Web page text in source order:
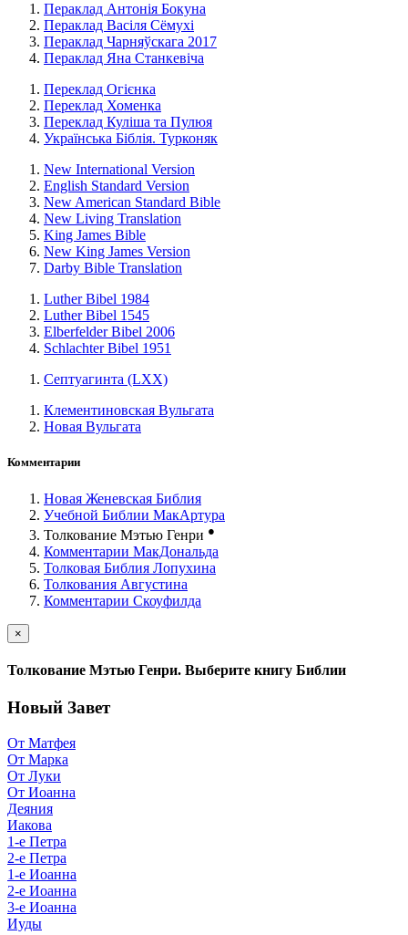
Пераклад Антонія Бокуна
Пераклад Васіля Сёмухі
Пераклад Чарняўскага 2017
Пераклад Яна Станкевіча
Переклад Огієнка
Переклад Хоменка
Переклад Куліша та Пулюя
Українська Біблія. Турконяк
New International Version
English Standard Version
New American Standard Bible
New Living Translation
King James Bible
New King James Version
Darby Bible Translation
Luther Bibel 1984
Luther Bibel 1545
Elberfelder Bibel 2006
Schlachter Bibel 1951
Септуагинта (LXX)
Клементиновская Вульгата
Новая Вульгата
Комментарии
Новая Женевская Библия
Учебной Библии МакАртура
Толкование Мэтью Генри ●
Комментарии МакДональда
Толковая Библия Лопухина
Толкования Августина
Комментарии Скоуфилда
×
Толкование Мэтью Генри. Выберите книгу Библии
Новый Завет
От Матфея
От Марка
От Луки
От Иоанна
Деяния
Иакова
1-е Петра
2-е Петра
1-е Иоанна
2-е Иоанна
3-е Иоанна
Иуды